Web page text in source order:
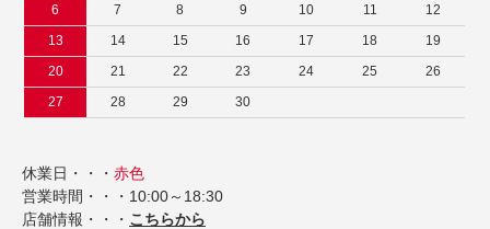
6
7 8 9 10 11
12
13
14 15 16 17 18
19
20
21 22 23 24 25
26
27
28 29 30
休業日・・・ 赤色
営業時間・・・10:00～18:30
店舗情報・・・ こちらから